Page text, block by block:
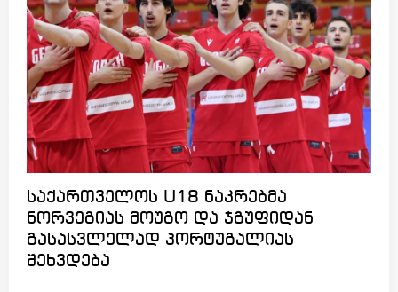
საქართველოს U18 ნაკრებმა
ნორვეგიას მოუგო და ჯგუფიდან
გასასვლელად პორტუგალიას
შეხვდება